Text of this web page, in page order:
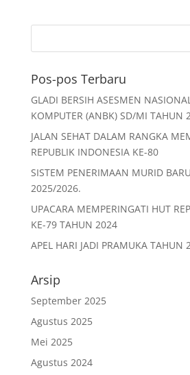
Pos-pos Terbaru
GLADI BERSIH ASESMEN
KOMPUTER (ANBK) SD/MI TAHUN
JALAN SEHAT DALAM RANGKA
REPUBLIK INDONESIA KE-80
SISTEM PENERIMAAN MURID
2025/2026.
UPACARA MEMPERINGATI HUT
KE-79 TAHUN 2024
APEL HARI JADI PRAMUKA TAHUN
Arsip
September 2025
Agustus 2025
Mei 2025
Agustus 2024